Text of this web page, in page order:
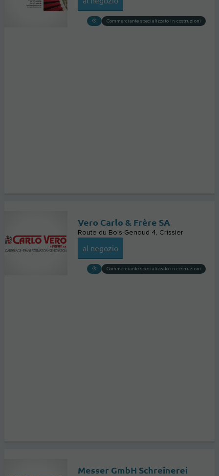
Commerciante specializzato in costruzioni
Vero Carlo & Frère SA
Route du Bois-Genoud 4 Crissier
al negozio
Commerciante specializzato in costruzioni
Messer GmbH Schreinerei